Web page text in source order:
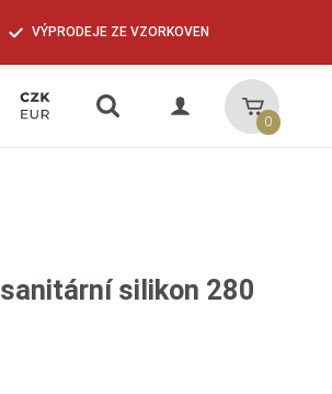
VÝPRODEJE ZE VZORKOVEN
Vyhledávání Košík
0
silikon 280